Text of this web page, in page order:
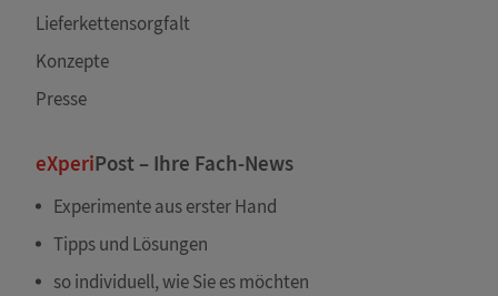
Lieferkettensorgfalt
Konzepte
Presse
eXperiPost – Ihre Fach-News
Experimente aus erster Hand
Tipps und Lösungen
so individuell, wie Sie es möchten